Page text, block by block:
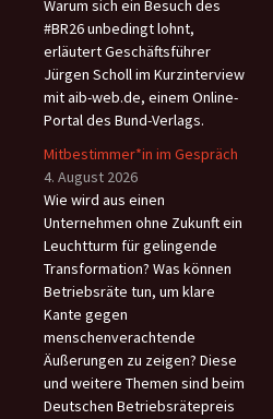
Warum sich ein Besuch des
#BR26 unbedingt lohnt,
erläutert Geschäftsführer
Jürgen Scholl im Kurzinterview
mit aib-web.de, einem Online-
Portal des Bund-Verlags.
Mitbestimmer*in im Gespräch
4. August 2026
Wie wird aus einen
Unternehmen ohne Zukunft ein
Leuchtturm für gelingende
Transformation? Was können
Betriebsräte tun, um klare
Kante gegen
menschenverachtende
Äußerungen zu zeigen? Diese
und weitere Themen sind beim
Deutschen Betriebsrätepreis